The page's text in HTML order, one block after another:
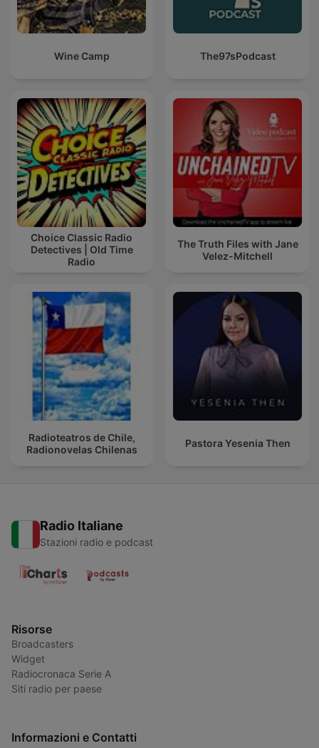
Wine Camp The97sPodcast
Choice Classic Radio
Detectives | Old Time
Radio
The Truth Files with Jane
Velez-Mitchell
Radioteatros de Chile,
Radionovelas Chilenas
Pastora Yesenia Then
Radio Italiane
Stazioni radio e podcast
Risorse
Broadcasters
Widget
Radiocronaca Serie A
Siti radio per paese
Informazioni e Contatti